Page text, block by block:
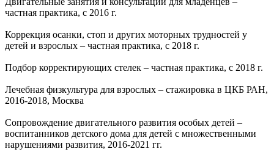
частная практика, с 2016 г.
Коррекция осанки, стоп и других моторных трудностей у
детей и взрослых – частная практика, с 2018 г.
Подбор корректирующих стелек – частная практика, с 2018 г.
Лечебная физкультура для взрослых – стажировка в ЦКБ РАН,
2016-2018, Москва
Сопровождение двигательного развития особых детей –
воспитанников детского дома для детей с множественными
нарушениями развития, 2016-2021 гг.